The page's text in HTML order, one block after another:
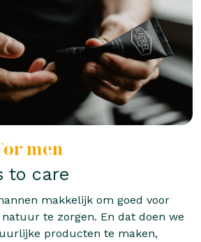
men
to care
makkelijk om goed voor
te zorgen. En dat doen we
producten te maken,